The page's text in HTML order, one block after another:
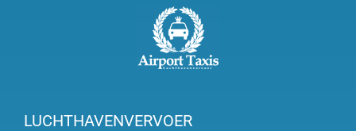
LUCHTHAVENVERVOER